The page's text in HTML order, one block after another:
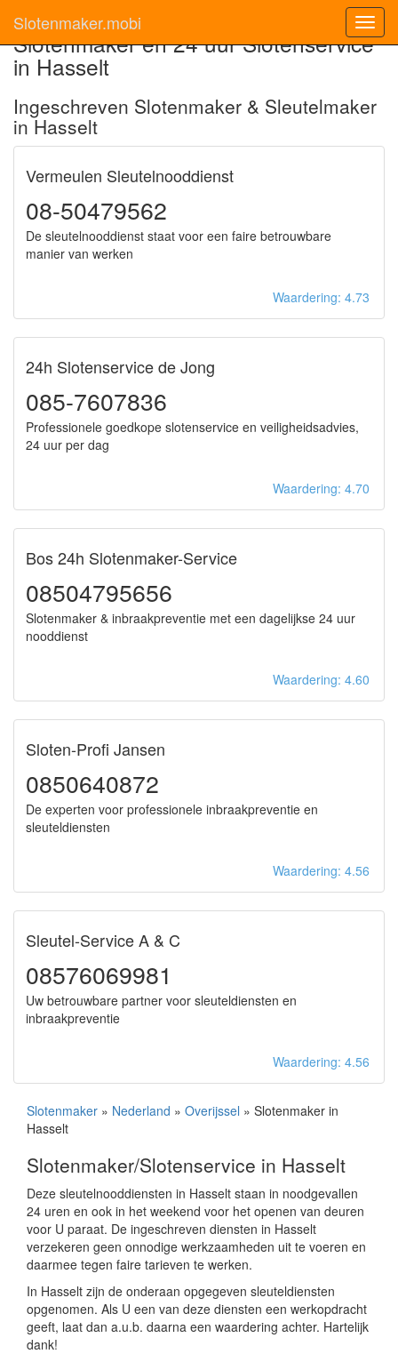
Slotenmaker.mobi
Slotenmaker en 24 uur Slotenservice
in Hasselt
Ingeschreven Slotenmaker & Sleutelmaker
in Hasselt
Vermeulen Sleutelnooddienst
08-50479562
De sleutelnooddienst staat voor een faire betrouwbare
manier van werken
Waardering: 4.73
24h Slotenservice de Jong
085-7607836
Professionele goedkope slotenservice en veiligheidsadvies,
24 uur per dag
Waardering: 4.70
Bos 24h Slotenmaker-Service
08504795656
Slotenmaker & inbraakpreventie met een dagelijkse 24 uur
nooddienst
Waardering: 4.60
Sloten-Profi Jansen
0850640872
De experten voor professionele inbraakpreventie en
sleuteldiensten
Waardering: 4.56
Sleutel-Service A & C
08576069981
Uw betrouwbare partner voor sleuteldiensten en
inbraakpreventie
Waardering: 4.56
Slotenmaker » Nederland » Overijssel » Slotenmaker in
Hasselt
Slotenmaker/Slotenservice in Hasselt
Deze sleutelnooddiensten in Hasselt staan in noodgevallen
24 uren en ook in het weekend voor het openen van deuren
voor U paraat. De ingeschreven diensten in Hasselt
verzekeren geen onnodige werkzaamheden uit te voeren en
daarmee tegen faire tarieven te werken.
In Hasselt zijn de onderaan opgegeven sleuteldiensten
opgenomen. Als U een van deze diensten een werkopdracht
geeft, laat dan a.u.b. daarna een waardering achter. Hartelijk
dank!